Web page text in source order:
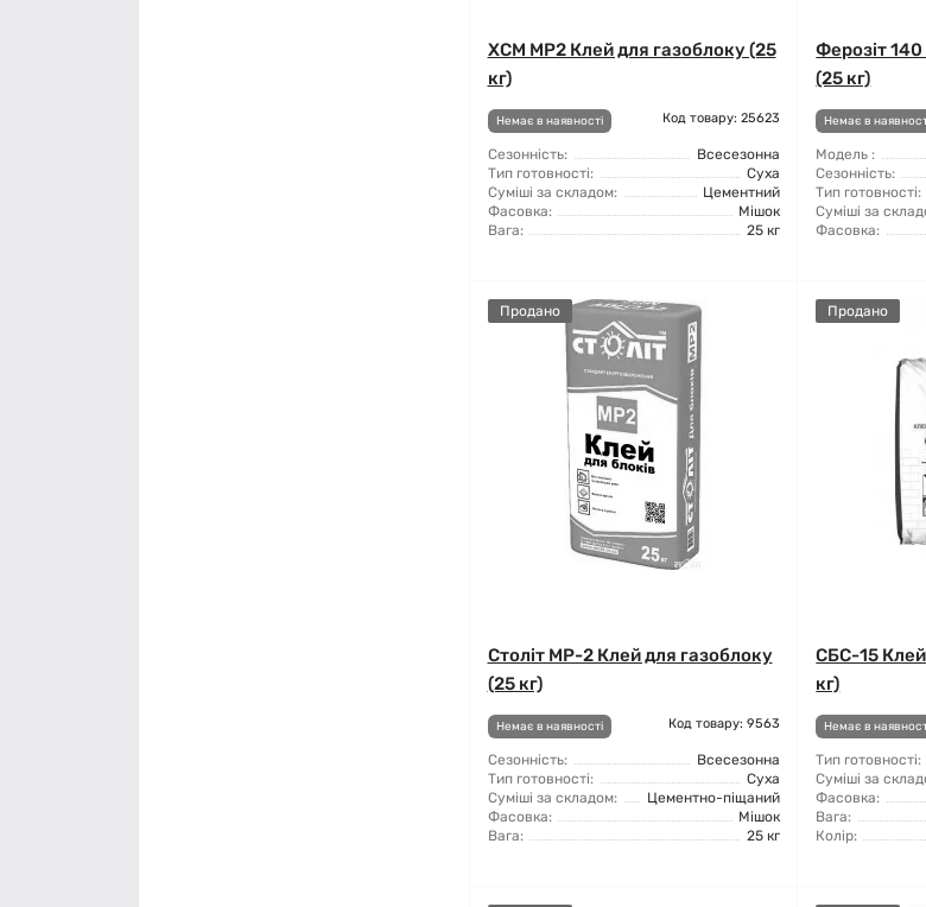
ХСМ МР2 Клей для газоблоку (25
кг)
Немає в наявності Код товару: 25623
Сезонність:
Всесезонна
Тип готовності:
Суха
Суміші за складом:
Цементний
Фасовка:
Мішок
Вага:
25 кг
Ферозіт
(25 кг)
Немає в
Модель :
Сезонність:
Тип готовності:
Суміші за
Фасовка:
Продано
Століт МР-2 Клей для газоблоку
(25 кг)
Немає в наявності Код товару: 9563
Сезонність:
Всесезонна
Тип готовності:
Суха
Суміші за складом:
Цементно-піщаний
Фасовка:
Мішок
Вага:
25 кг
Продано
СБС-15
кг)
Немає в
Тип готовності:
Суміші за
Фасовка:
Вага:
Колір: